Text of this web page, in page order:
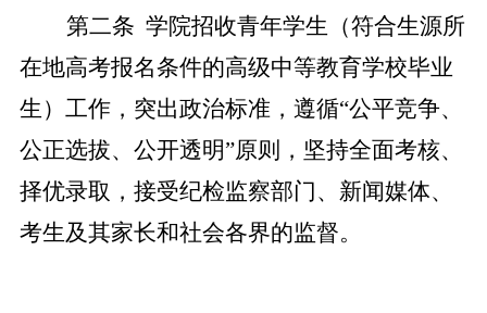
第二条 学院招收青年学生（符合生源所
在地高考报名条件的高级中等教育学校毕业
生）工作，突出政治标准，遵循“公平竞争、
公正选拔、公开透明”原则，坚持全面考核、
择优录取，接受纪检监察部门、新闻媒体、
考生及其家长和社会各界的监督。